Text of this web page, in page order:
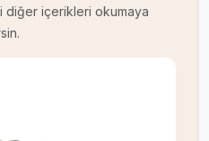
diğer içerikleri okumaya